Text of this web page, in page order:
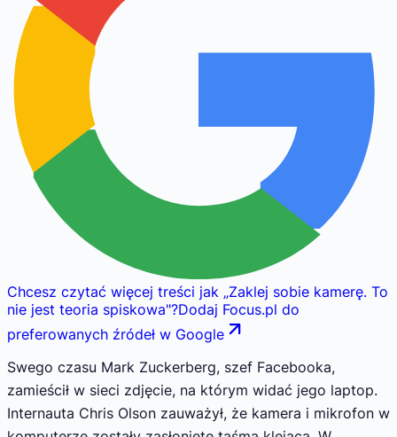
Chcesz czytać więcej treści jak „Zaklej sobie kamerę. To
nie jest teoria spiskowa"?Dodaj Focus.pl do
preferowanych źródeł w Google
Swego czasu Mark Zuckerberg, szef Facebooka,
zamieścił w sieci zdjęcie, na którym widać jego laptop.
Internauta Chris Olson zauważył, że kamera i mikrofon w